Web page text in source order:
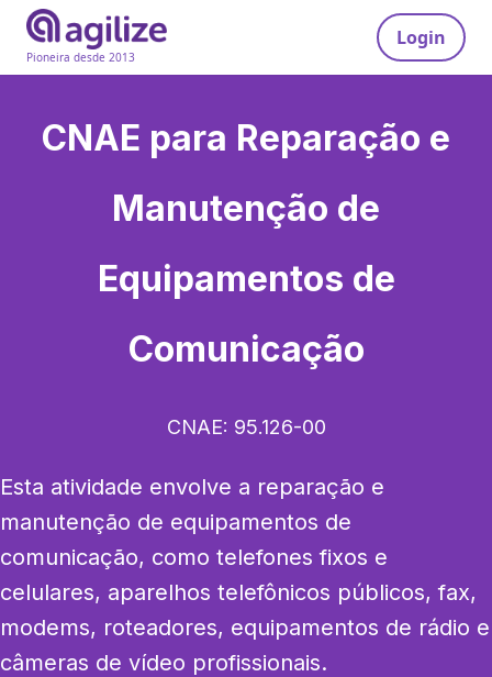
Pioneira desde 2013
Login
CNAE para Reparação e
Manutenção de
Equipamentos de
Comunicação
CNAE: 95.126-00
Esta atividade envolve a reparação e
manutenção de equipamentos de
comunicação, como telefones fixos e
celulares, aparelhos telefônicos públicos, fax,
modems, roteadores, equipamentos de rádio e
câmeras de vídeo profissionais.